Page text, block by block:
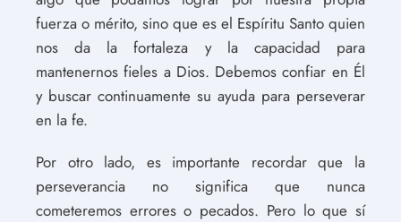
fuerza o mérito, sino que es el Espíritu Santo quien
nos da la fortaleza y la capacidad para
mantenernos fieles a Dios. Debemos confiar en Él
y buscar continuamente su ayuda para perseverar
en la fe.
Por otro lado, es importante recordar que la
perseverancia no significa que nunca
cometeremos errores o pecados. Pero lo que sí